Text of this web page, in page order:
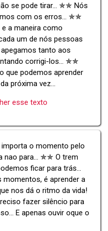
se pode tirar... ✯✯ Nós
com os erros... ✯✯
a maneira como
um de nós pessoas
tanto aos
corrigi-los... ✯✯
que podemos aprender
próxima vez...
esse texto
o momento pelo
nao para... ✯✯ O trem
ficar para trás...
é aprender a
nos dá o ritmo da vida!
fazer silêncio para
E apenas ouvir oque o